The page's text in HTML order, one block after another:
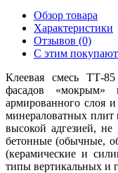
Обзор товара
Характеристики
Отзывов (0)
С этим покупают
Клеевая смесь ТТ-85
фасадов «мокрым»
армированного слоя
минераловатных плит
высокой адгезией,
бетонные (обычные,
(керамические и
типы вертикальных и